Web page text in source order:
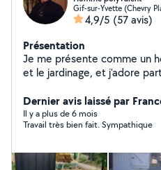
Gif-sur-Yvette (Chevry
4,9/5 (57 avis)
Présentation
Je me présente comme un
et le jardinage, et j'adore
en cesus (chèque emploi) .
électricité, plomberie,
Dernier avis laissé par
Il y a plus de 6 mois
Travail très bien fait. Sympathique